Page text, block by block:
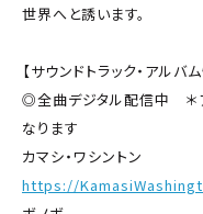
世界へと誘います。
【サウンドトラック・アルバ
◎全曲デジタル配信中 ＊
なります
カマシ・ワシント
https://